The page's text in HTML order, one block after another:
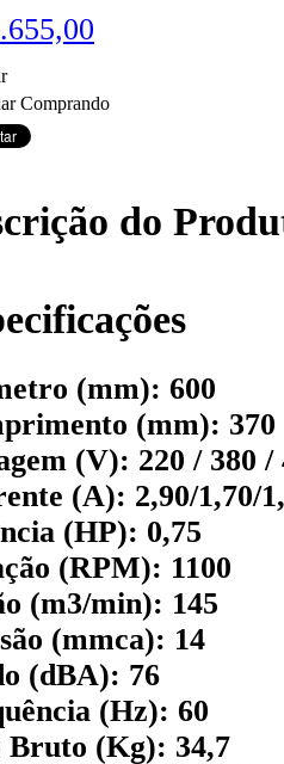
Comprando
do
(mm): 600
(mm): 370
(V): 220 / 380 /
(A): 2,90/1,70/
(HP): 0,75
(RPM): 1100
(m3/min): 145
(mmca): 14
(dBA): 76
(Hz): 60
Bruto (Kg): 34,7